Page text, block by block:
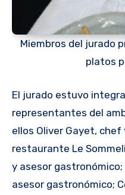
Miembros del jurado
platos
El jurado estuvo
representantes del
ellos Oliver Gayet,
restaurante Le
y asesor
asesor gastronómico;